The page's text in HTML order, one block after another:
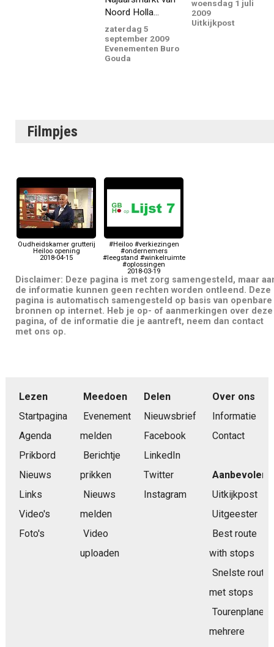
Noord Holla...
zaterdag 5
september 2009
Evenementen Buro
Gouda
woensdag 1 juli
2009
Uitkijkpost
Filmpjes
Oudheidskamer grutterij
Heiloo opening
2018-04-15
#Heiloo #verkiezingen
#ondernemers
#leegstand #winkelruimte
#oplossingen
2018-03-19
Disclaimer: Deze pagina is met zorg samengesteld, maar
de informatie kunnen geen rechten worden ontleend. Deze
pagina is automatisch samengesteld op basis van openbare
bronnen op internet. Heb je op- of aanmerkingen over deze
pagina, of de informatie die je aantreft, neem dan contact
met ons op.
Lezen
Startpagina
Agenda
Prikbord
Nieuws
Links
Video's
Foto's
Meedoen
Evenement
melden
Berichtje
prikken
Nieuws
melden
Video
uploaden
Delen
Nieuwsbrief
Facebook
LinkedIn
Twitter
Instagram
Over ons
Informatie
Contact
Aanbevolen
Uitkijkpost
Uitgeester
Best route
with stops
Snelste route
met stops
Tourenplaner
mehrere